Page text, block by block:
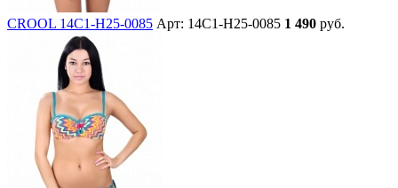
CROOL 14C1-H25-0085 Арт: 14C1-H25-0085 1 490 руб.